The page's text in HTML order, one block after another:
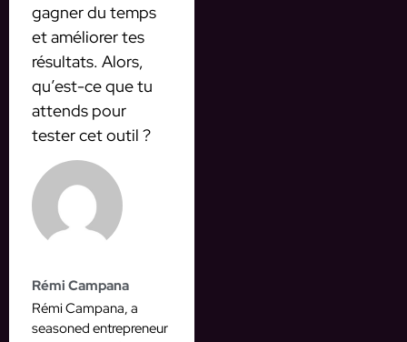
gagner du temps
et améliorer tes
résultats. Alors,
qu’est-ce que tu
attends pour
tester cet outil ?
Rémi Campana
Rémi Campana, a
seasoned entrepreneur